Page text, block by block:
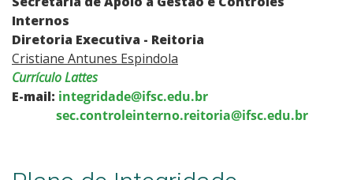
Internos
Diretoria Executiva - Reitoria
Cristiane Antunes Espindola
Currículo Lattes
E-mail: integridade@ifsc.edu.br
sec.controleinterno.reitoria@ifsc.edu.br